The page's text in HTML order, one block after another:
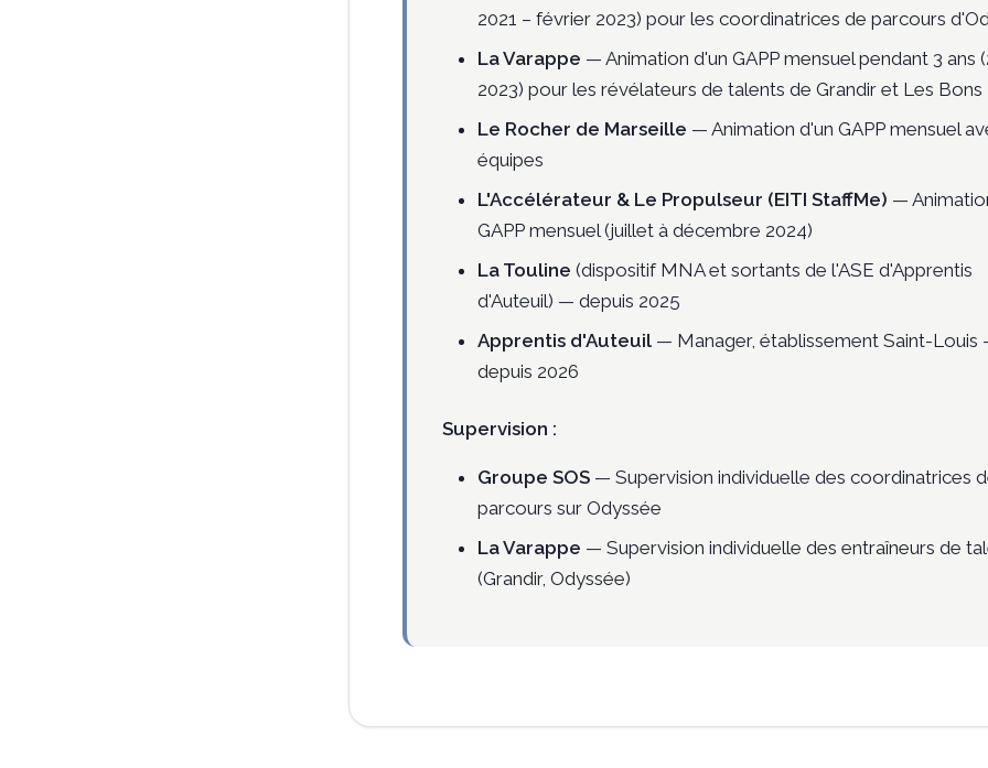
2021 – février 2023) pour les coordinatrices de parcours
La Varappe — Animation d'un GAPP mensuel pendant 3 ans
2023) pour les révélateurs de talents de Grandir et Les Bons
Le Rocher de Marseille — Animation d'un GAPP mensuel
équipes
L'Accélérateur & Le Propulseur (EITI StaffMe) —
GAPP mensuel (juillet à décembre 2024)
La Touline (dispositif MNA et sortants de l'ASE d'Apprentis
d'Auteuil) — depuis 2025
Apprentis d'Auteuil — Manager, établissement Saint-Louis
depuis 2026
Supervision :
Groupe SOS — Supervision individuelle des coordinatrices
parcours sur Odyssée
La Varappe — Supervision individuelle des entraîneurs de
(Grandir, Odyssée)